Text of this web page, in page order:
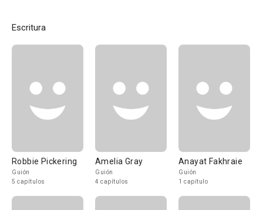
Escritura
Robbie Pickering
Guión
5 capítulos
Amelia Gray
Guión
4 capítulos
Anayat Fakhraie
Guión
1 capítulo